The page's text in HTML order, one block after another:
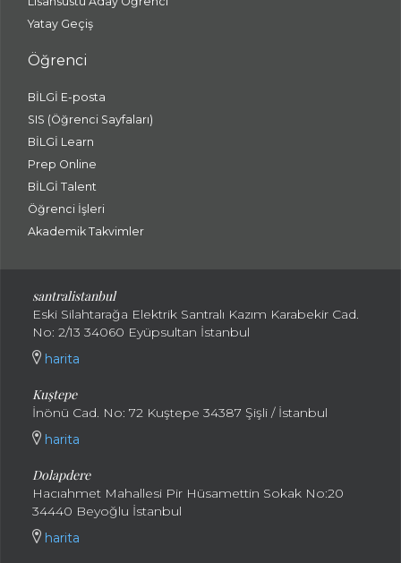
Yatay Geçiş
Öğrenci
BİLGİ E-posta
SIS (Öğrenci Sayfaları)
BİLGİ Learn
Prep Online
BİLGİ Talent
Öğrenci İşleri
Akademik Takvimler
santralistanbul
Eski Silahtarağa Elektrik Santralı Kazım Karabekir Cad.
No: 2/13 34060 Eyüpsultan İstanbul
harita
Kuştepe
İnönü Cad. No: 72 Kuştepe 34387 Şişli / İstanbul
harita
Dolapdere
Hacıahmet Mahallesi Pir Hüsamettin Sokak No:20
34440 Beyoğlu İstanbul
harita